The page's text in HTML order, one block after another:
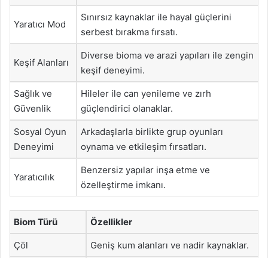
Yaratıcı Mod
Sınırsız kaynaklar ile hayal güçlerini
serbest bırakma fırsatı.
Keşif Alanları
Diverse bioma ve arazi yapıları ile zengin
keşif deneyimi.
Sağlık ve
Güvenlik
Hileler ile can yenileme ve zırh
güçlendirici olanaklar.
Sosyal Oyun
Deneyimi
Arkadaşlarla birlikte grup oyunları
oynama ve etkileşim fırsatları.
Yaratıcılık
Benzersiz yapılar inşa etme ve
özelleştirme imkanı.
Biom Türü Özellikler
Çöl Geniş kum alanları ve nadir kaynaklar.